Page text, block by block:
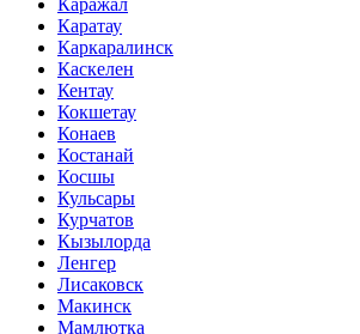
Каражал
Каратау
Каркаралинск
Каскелен
Кентау
Кокшетау
Конаев
Костанай
Косшы
Кульсары
Курчатов
Кызылорда
Ленгер
Лисаковск
Макинск
Мамлютка